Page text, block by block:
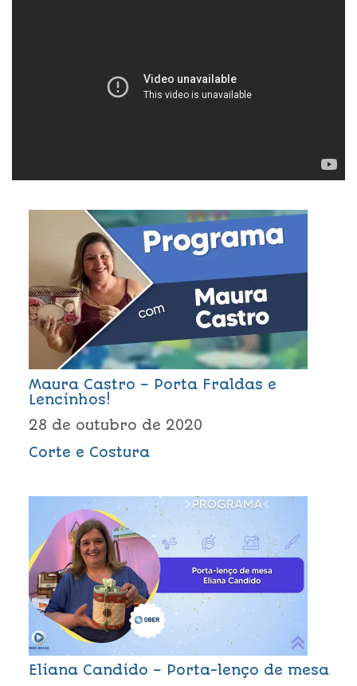
Maura Castro – Porta Fraldas e
Lencinhos!
28 de outubro de 2020
Corte e Costura
Eliana Candido – Porta-lenço de mesa